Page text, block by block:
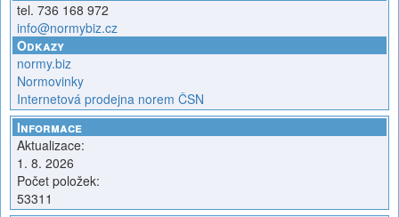
tel. 736 168 972
info@normybiz.cz
Odkazy
normy.biz
Normovinky
Internetová prodejna norem ČSN
Informace
Aktualizace:
1. 8. 2026
Počet položek:
53311